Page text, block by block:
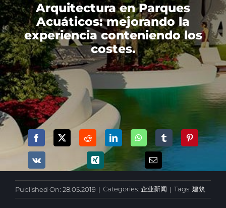
Arquitectura en Parques
Acuáticos: mejorando la
experiencia conteniendo los
costes.
Published On: 28.05.2019 | Categories: 企业新闻 | Tags: 建筑